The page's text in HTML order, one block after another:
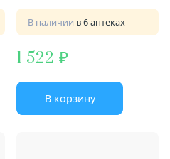
В наличии в 6 аптеках
1 522
В корзину